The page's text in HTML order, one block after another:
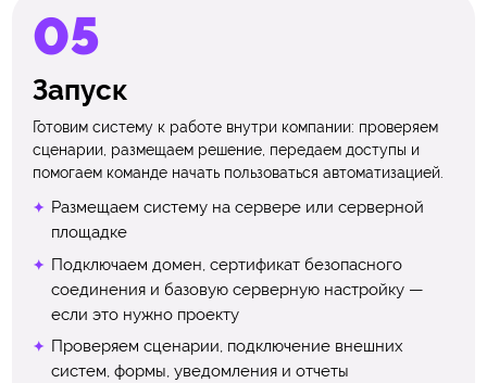
Запуск
Готовим систему к работе внутри компании: проверяем
сценарии, размещаем решение, передаем доступы и
помогаем команде начать пользоваться автоматизацией.
Размещаем систему на сервере или серверной
площадке
Подключаем домен, сертификат безопасного
соединения и базовую серверную настройку —
если это нужно проекту
Проверяем сценарии, подключение внешних
систем, формы, уведомления и отчеты